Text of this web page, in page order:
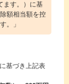
ます。）に基
額相当額を控
。」
基づき上記表